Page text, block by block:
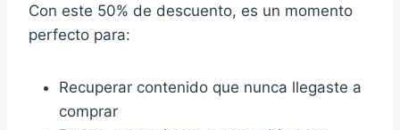
Con este 50% de descuento, es un momento
perfecto para:
Recuperar contenido que nunca llegaste a
comprar